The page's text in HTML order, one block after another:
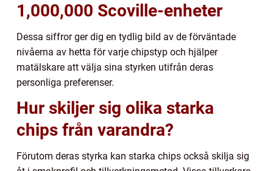
1,000,000 Scoville-enheter
Dessa siffror ger dig en tydlig bild av de förväntade
nivåerna av hetta för varje chipstyp och hjälper
matälskare att välja sina styrken utifrån deras
personliga preferenser.
Hur skiljer sig olika starka
chips från varandra?
Förutom deras styrka kan starka chips också skilja sig